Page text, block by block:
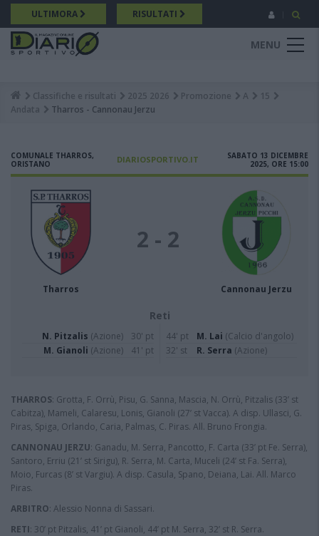
Salta
al
contenuto
principale
ULTIMORA RISULTATI
MENU
Breadcrumb
Classifiche e risultati 2025 2026 Promozione A
15
Andata
Tharros - Cannonau Jerzu
COMUNALE THARROS,
ORISTANO
DIARIOSPORTIVO.IT
SABATO 13 DICEMBRE
2025, ORE 15:00
Tharros
2 - 2
Cannonau Jerzu
Reti
N. Pitzalis (Azione)
30' pt
M. Gianoli (Azione) 41' pt
44' pt M. Lai (Calcio d'angolo)
32' st
R. Serra (Azione)
THARROS: Grotta, F. Orrù, Pisu, G. Sanna, Mascia, N. Orrù, Pitzalis (33’ st
Cabitza), Mameli, Calaresu, Lonis, Gianoli (27’ st Vacca). A disp. Ullasci, G.
Piras, Spiga, Orlando, Caria, Palmas, C. Piras. All. Bruno Frongia.
CANNONAU JERZU: Ganadu, M. Serra, Pancotto, F. Carta (33’ pt Fe. Serra),
Santoro, Erriu (21’ st Sirigu), R. Serra, M. Carta, Muceli (24’ st Fa. Serra),
Moio, Furcas (8’ st Vargiu). A disp. Casula, Spano, Deiana, Lai. All. Marco
Piras.
ARBITRO: Alessio Nonna di Sassari.
RETI: 30’ pt Pitzalis, 41’ pt Gianoli, 44’ pt M. Serra, 32’ st R. Serra.